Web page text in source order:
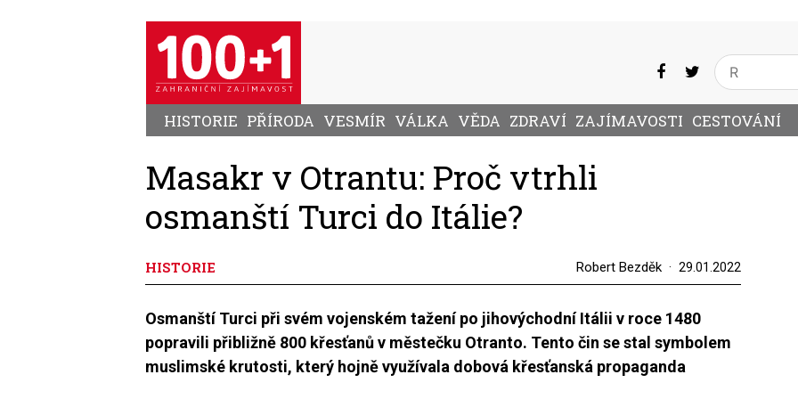
HISTORIE PŘÍRODA VESMÍR VÁLKA VĚDA ZDRAVÍ ZAJÍMAVOSTI CESTOVÁNÍ
Masakr v Otrantu: Proč vtrhli
osmanští Turci do Itálie?
HISTORIE Robert Bezděk 29.01.2022
Osmanští Turci při svém vojenském tažení po jihovýchodní Itálii v roce 1480
popravili přibližně 800 křesťanů v městečku Otranto. Tento čin se stal symbolem
muslimské krutosti, který hojně využívala dobová křesťanská propaganda